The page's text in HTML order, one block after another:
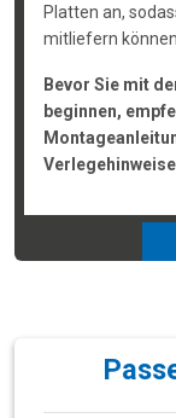
Platten an,
mitliefern
Bevor Sie mit
beginnen,